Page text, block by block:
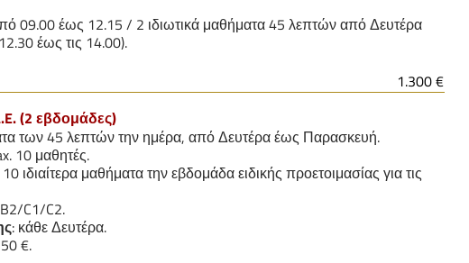
09.00 έως 12.15 / 2 ιδιωτικά μαθήματα 45 λεπτών από Δευτέρα
έως τις 14.00).
1.300 €
(2 εβδομάδες)
των 45 λεπτών την ημέρα, από Δευτέρα έως Παρασκευή.
10 μαθητές.
10 ιδιαίτερα μαθήματα την εβδομάδα ειδικής προετοιμασίας για τις
C1/C2.
: κάθε Δευτέρα.
€.